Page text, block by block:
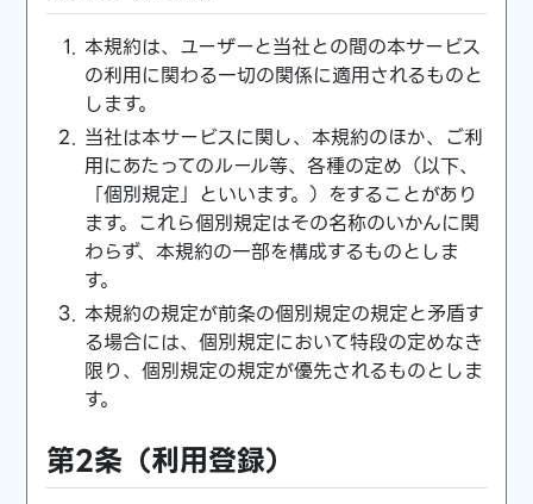
本規約は、ユーザーと当社との間の本サービス
の利用に関わる一切の関係に適用されるものと
します。
当社は本サービスに関し、本規約のほか、ご利
用にあたってのルール等、各種の定め（以下、
「個別規定」といいます。）をすることがあり
ます。これら個別規定はその名称のいかんに関
わらず、本規約の一部を構成するものとしま
す。
本規約の規定が前条の個別規定の規定と矛盾す
る場合には、個別規定において特段の定めなき
限り、個別規定の規定が優先されるものとしま
す。
第2条（利用登録）